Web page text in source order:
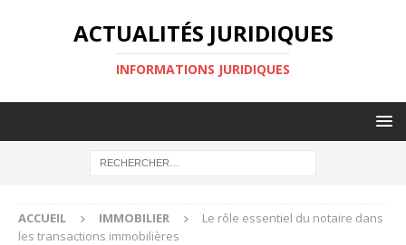
ACTUALITÉS JURIDIQUES
INFORMATIONS JURIDIQUES
ACCUEIL IMMOBILIER
Le rôle essentiel du notaire dans
les transactions immobilières